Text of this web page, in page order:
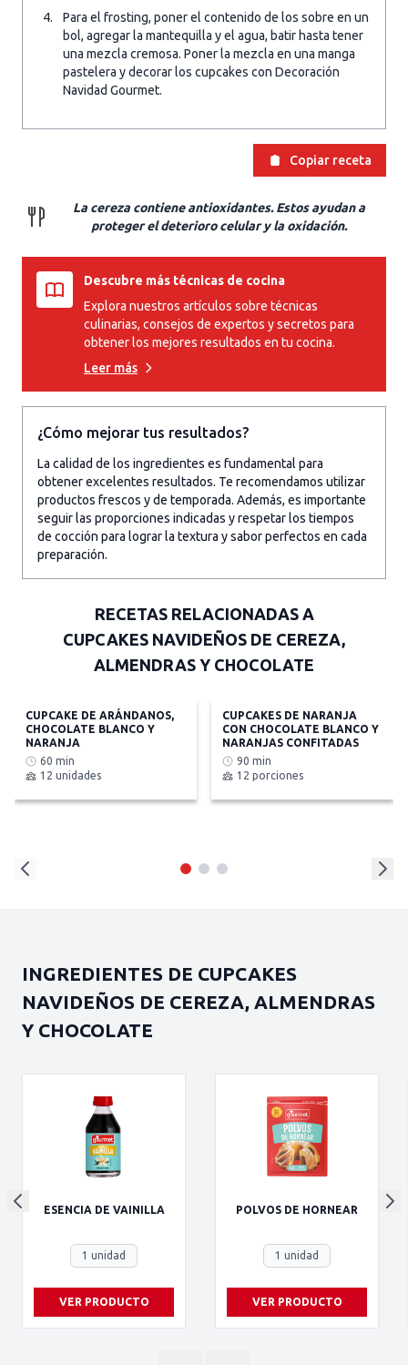
Para el frosting, poner el contenido de los sobre en un
bol, agregar la mantequilla y el agua, batir hasta tener
una mezcla cremosa. Poner la mezcla en una manga
pastelera y decorar los cupcakes con Decoración
Navidad Gourmet.
Copiar receta
La cereza contiene antioxidantes. Estos ayudan a
proteger el deterioro celular y la oxidación.
Descubre más técnicas de cocina
Explora nuestros artículos sobre técnicas
culinarias, consejos de expertos y secretos para
obtener los mejores resultados en tu cocina.
Leer más
¿Cómo mejorar tus resultados?
La calidad de los ingredientes es fundamental para
obtener excelentes resultados. Te recomendamos utilizar
productos frescos y de temporada. Además, es importante
seguir las proporciones indicadas y respetar los tiempos
de cocción para lograr la textura y sabor perfectos en cada
preparación.
RECETAS RELACIONADAS A
CUPCAKES NAVIDEÑOS DE CEREZA,
ALMENDRAS Y CHOCOLATE
CUPCAKE DE ARÁNDANOS,
CHOCOLATE BLANCO Y
NARANJA
60 min
12 unidades
CUPCAKES DE NARANJA
CON CHOCOLATE BLANCO Y
NARANJAS CONFITADAS
90 min
12 porciones
INGREDIENTES DE CUPCAKES
NAVIDEÑOS DE CEREZA, ALMENDRAS
Y CHOCOLATE
ESENCIA DE VAINILLA
1 unidad
VER PRODUCTO
POLVOS DE HORNEAR
1 unidad
VER PRODUCTO